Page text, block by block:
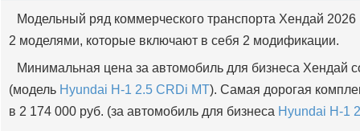
Модельный ряд коммерческого транспорта Хендай 2026
2 моделями, которые включают в себя 2 модификации.
Минимальная цена за автомобиль для бизнеса Хендай
(модель Hyundai H-1 2.5 CRDi MT). Самая дорогая
в 2 174 000 руб. (за автомобиль для бизнеса Hyundai H-1